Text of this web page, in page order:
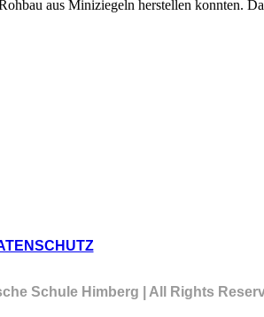
aus Miniziegeln herstellen konnten.
Schule Himberg | All Rights